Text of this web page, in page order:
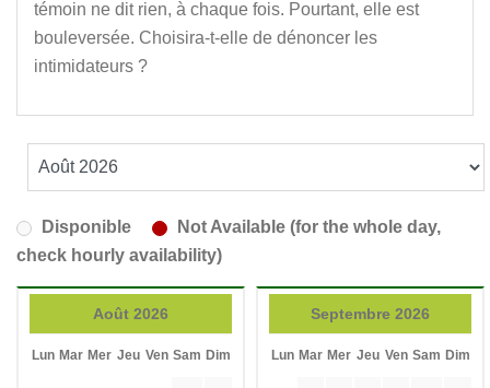
témoin ne dit rien, à chaque fois. Pourtant, elle est
bouleversée. Choisira-t-elle de dénoncer les
intimidateurs ?
Disponible
Not Available (for the whole day,
check hourly availability)
Août 2026
Lun Mar Mer Jeu Ven Sam Dim
Septembre 2026
Lun Mar Mer Jeu Ven Sam Dim